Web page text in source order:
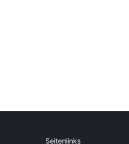
Seitenlinks